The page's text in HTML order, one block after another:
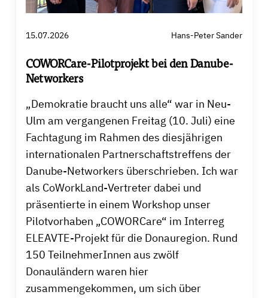
15.07.2026 Hans-Peter Sander
COWORCare-Pilotprojekt bei den Danube-
Networkers
„Demokratie braucht uns alle“ war in Neu-
Ulm am vergangenen Freitag (10. Juli) eine
Fachtagung im Rahmen des diesjährigen
internationalen Partnerschaftstreffens der
Danube-Networkers überschrieben. Ich war
als CoWorkLand-Vertreter dabei und
präsentierte in einem Workshop unser
Pilotvorhaben „COWORCare“ im Interreg
ELEAVTE-Projekt für die Donauregion. Rund
150 TeilnehmerInnen aus zwölf
Donauländern waren hier
zusammengekommen, um sich über